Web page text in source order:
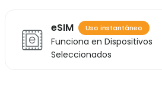
eSIM Uso instantáneo
Funciona en Dispositivos
Seleccionados